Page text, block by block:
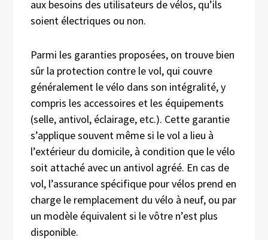
aux besoins des utilisateurs de vélos, qu’ils
soient électriques ou non.
Parmi les garanties proposées, on trouve bien
sûr la protection contre le vol, qui couvre
généralement le vélo dans son intégralité, y
compris les accessoires et les équipements
(selle, antivol, éclairage, etc.). Cette garantie
s’applique souvent même si le vol a lieu à
l’extérieur du domicile, à condition que le vélo
soit attaché avec un antivol agréé. En cas de
vol, l’assurance spécifique pour vélos prend en
charge le remplacement du vélo à neuf, ou par
un modèle équivalent si le vôtre n’est plus
disponible.